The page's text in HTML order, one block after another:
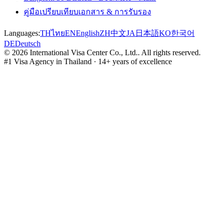
คู่มือเปรียบเทียบเอกสาร & การรับรอง
Languages:THไทยENEnglishZH中文JA 日本語KO한국어
DEDeutsch
© 2026 International Visa Center Co., Ltd.. All rights reserved.
#1 Visa Agency in Thailand · 14+ years of excellence